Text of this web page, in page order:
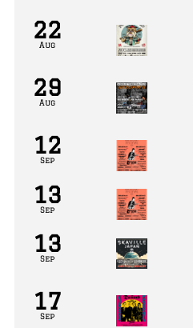
22
Aug
29
Aug
12
Sep
13
Sep
13
Sep
17
Sep